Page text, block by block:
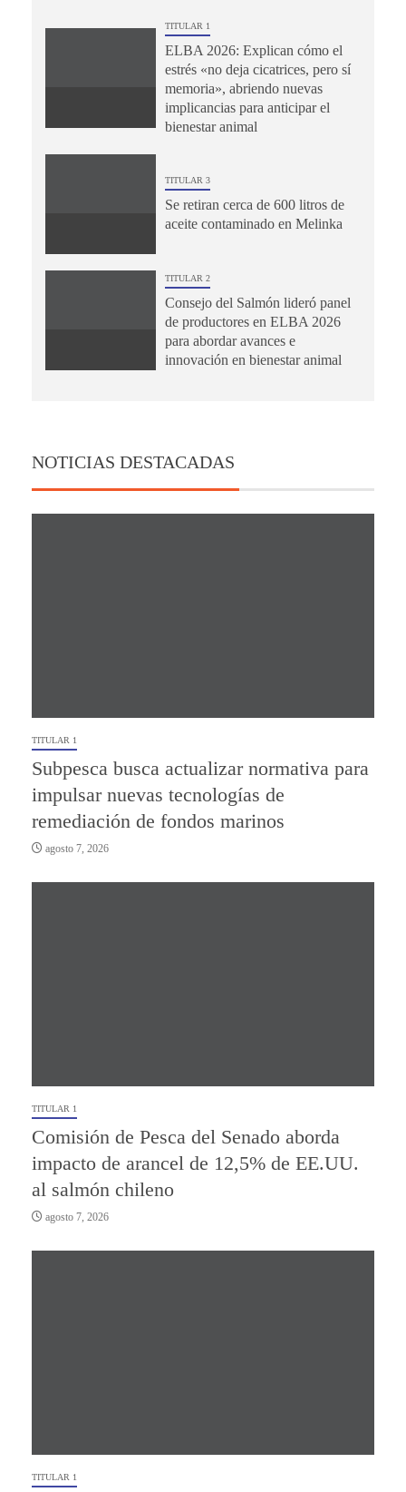
TITULAR 1
ELBA 2026: Explican cómo el
estrés «no deja cicatrices, pero sí
memoria», abriendo nuevas
implicancias para anticipar el
bienestar animal
TITULAR 3
Se retiran cerca de 600 litros de
aceite contaminado en Melinka
TITULAR 2
Consejo del Salmón lideró panel
de productores en ELBA 2026
para abordar avances e
innovación en bienestar animal
NOTICIAS DESTACADAS
TITULAR 1
Subpesca busca actualizar normativa para
impulsar nuevas tecnologías de
remediación de fondos marinos
agosto 7, 2026
TITULAR 1
Comisión de Pesca del Senado aborda
impacto de arancel de 12,5% de EE.UU.
al salmón chileno
agosto 7, 2026
TITULAR 1